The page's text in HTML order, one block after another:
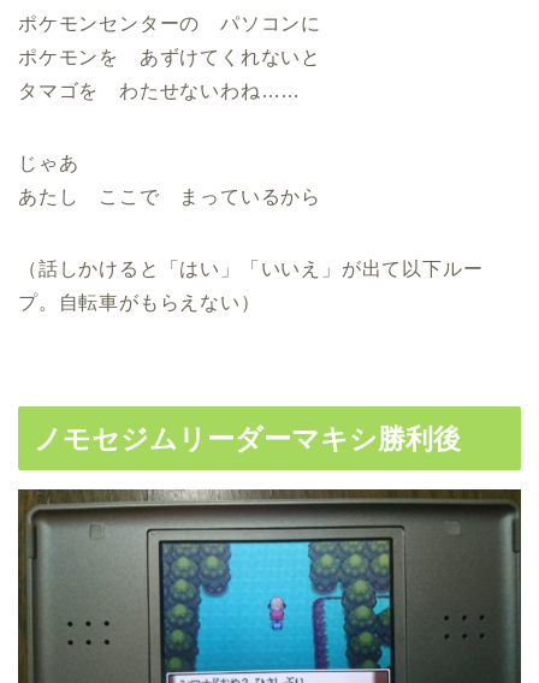
ポケモンセンターの パソコンに
ポケモンを あずけてくれないと
タマゴを わたせないわね……
じゃあ
あたし ここで まっているから
（話しかけると「はい」「いいえ」が出て以下ルー
プ。自転車がもらえない）
ノモセジムリーダーマキシ勝利後